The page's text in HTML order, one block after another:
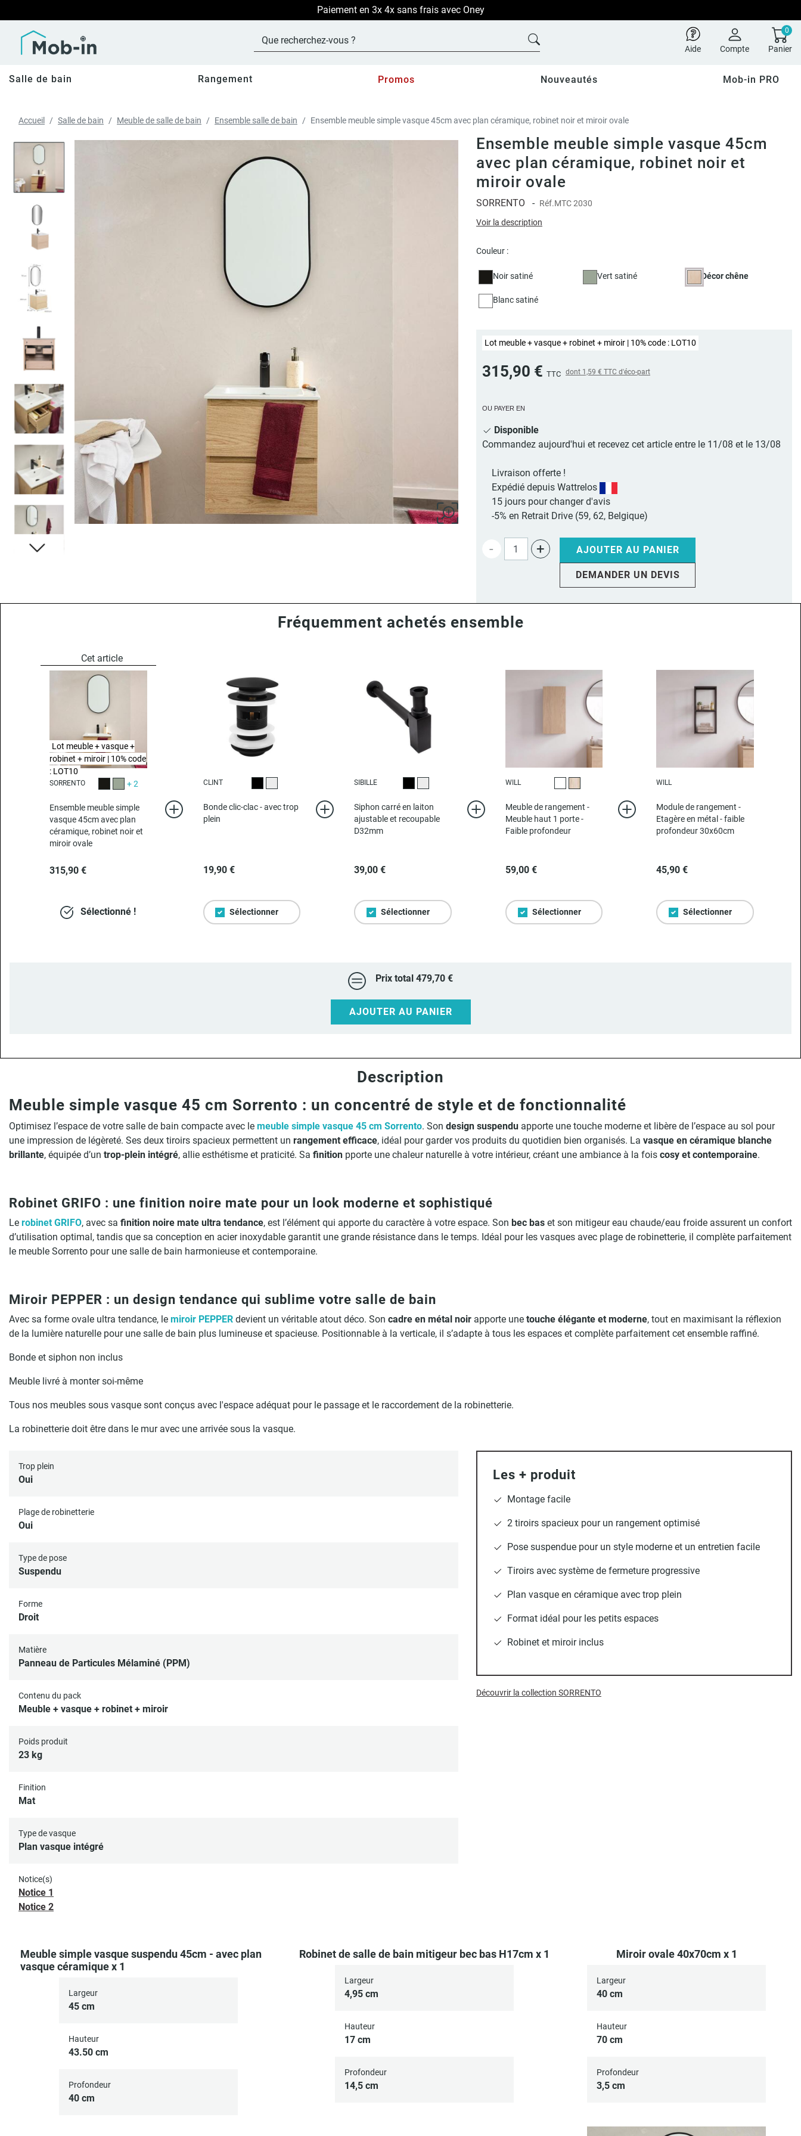
LIVRAISON OFFERTE sur TOUT le site !
Aide Compte
0
Panier
Salle de bain Rangement Promos Nouveautés Mob-in PRO
Accueil Salle de bain Meuble de salle de bain Ensemble salle de bain Ensemble meuble simple vasque 45cm avec plan céramique, robinet noir et miroir ovale
Ensemble meuble simple vasque 45cm
avec plan céramique, robinet noir et
miroir ovale
SORRENTO - Réf.MTC 2030
Voir la description
Couleur :
Noir satiné Vert satiné Décor chêne
Blanc satiné
Lot meuble + vasque + robinet + miroir | 10% code : LOT10
315,90 € TTC dont 1,59 € TTC d'éco-part
OU PAYER EN
Disponible
Commandez aujourd'hui et recevez cet article entre le 11/08 et le 13/08
Livraison offerte !
Expédié depuis Wattrelos
15 jours pour changer d'avis
-5% en Retrait Drive (59, 62, Belgique)
- + AJOUTER AU PANIER
DEMANDER UN DEVIS
Fréquemment achetés ensemble
SORRENTO
Noir satiné
Vert satiné
+ 2
Ensemble meuble simple
vasque 45cm avec plan
céramique, robinet noir et
miroir ovale
315,90 €
Sélectionné !
Lot meuble + vasque +
robinet + miroir | 10% code
: LOT10
CLINT
NoirChromé
Bonde clic-clac - avec trop
plein
19,90 €
Sélectionner
SIBILLE
NoirChromé
Siphon carré en laiton
ajustable et recoupable
D32mm
39,00 €
Sélectionner
WILL
BlancDécor chêne
Meuble de rangement -
Meuble haut 1 porte -
Faible profondeur
59,00 €
Sélectionner
WILL
Module de rangement -
Etagère en métal - faible
profondeur 30x60cm
45,90 €
Sélectionner
Prix total 479,70 €
AJOUTER AU PANIER
Description
Meuble simple vasque 45 cm Sorrento : un concentré de style et de fonctionnalité
Optimisez l’espace de votre salle de bain compacte avec le meuble simple vasque 45 cm Sorrento. Son design suspendu apporte une touche moderne et libère de l’espace au sol pour
une impression de légèreté. Ses deux tiroirs spacieux permettent un rangement efficace, idéal pour garder vos produits du quotidien bien organisés. La vasque en céramique blanche
brillante, équipée d’un trop-plein intégré, allie esthétisme et praticité. Sa finition pporte une chaleur naturelle à votre intérieur, créant une ambiance à la fois cosy et contemporaine.
Robinet GRIFO : une finition noire mate pour un look moderne et sophistiqué
Le robinet GRIFO, avec sa finition noire mate ultra tendance, est l’élément qui apporte du caractère à votre espace. Son bec bas et son mitigeur eau chaude/eau froide assurent un confort
d’utilisation optimal, tandis que sa conception en acier inoxydable garantit une grande résistance dans le temps. Idéal pour les vasques avec plage de robinetterie, il complète parfaitement
le meuble Sorrento pour une salle de bain harmonieuse et contemporaine.
Miroir PEPPER : un design tendance qui sublime votre salle de bain
Avec sa forme ovale ultra tendance, le miroir PEPPER devient un véritable atout déco. Son cadre en métal noir apporte une touche élégante et moderne, tout en maximisant la réflexion
de la lumière naturelle pour une salle de bain plus lumineuse et spacieuse. Positionnable à la verticale, il s’adapte à tous les espaces et complète parfaitement cet ensemble raffiné.
Bonde et siphon non inclus
Meuble livré à monter soi-même
Tous nos meubles sous vasque sont conçus avec l'espace adéquat pour le passage et le raccordement de la robinetterie.
La robinetterie doit être dans le mur avec une arrivée sous la vasque.
Trop plein
Oui
Plage de robinetterie
Oui
Type de pose
Suspendu
Forme
Droit
Matière
Panneau de Particules Mélaminé (PPM)
Contenu du pack
Meuble + vasque + robinet + miroir
Poids produit
23 kg
Finition
Mat
Type de vasque
Plan vasque intégré
Notice(s)
Notice 1
Notice 2
Les + produit
Montage facile
2 tiroirs spacieux pour un rangement optimisé
Pose suspendue pour un style moderne et un entretien facile
Tiroirs avec système de fermeture progressive
Plan vasque en céramique avec trop plein
Format idéal pour les petits espaces
Robinet et miroir inclus
Découvrir la collection SORRENTO
Meuble simple vasque suspendu 45cm - avec plan
vasque céramique x 1
Largeur
45 cm
Hauteur
43.50 cm
Profondeur
40 cm
Robinet de salle de bain mitigeur bec bas H17cm x 1
Largeur
4,95 cm
Hauteur
17 cm
Profondeur
14,5 cm
Miroir ovale 40x70cm x 1
Largeur
40 cm
Hauteur
70 cm
Profondeur
3,5 cm